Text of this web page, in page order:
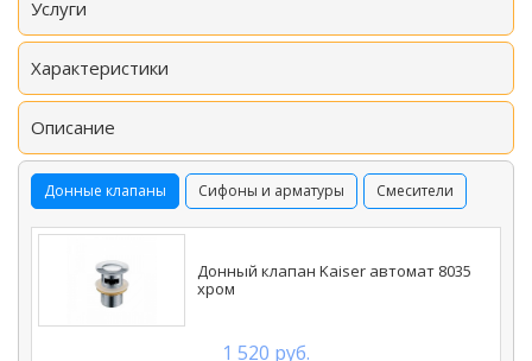
Услуги
Характеристики
Описание
Донные клапаны Сифоны и арматуры Смесители
Донный клапан Kaiser автомат 8035
хром
1 520 руб.